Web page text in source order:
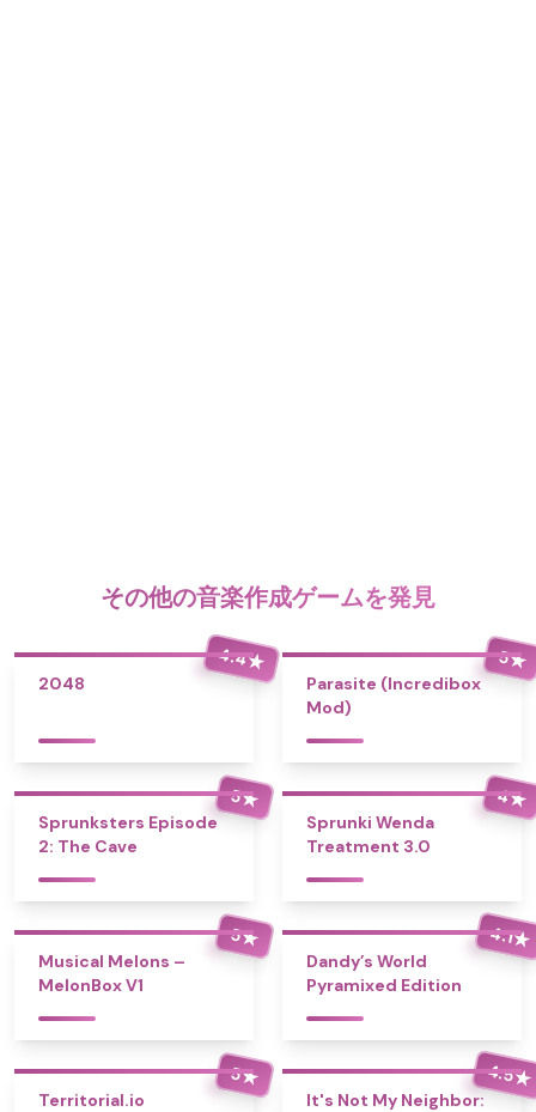
その他の音楽作成ゲームを発見
4.4★
2048
5★
Parasite (Incredibox
Mod)
5★
Sprunksters Episode
2: The Cave
4★
Sprunki Wenda
Treatment 3.0
5★
Musical Melons –
MelonBox V1
4.1★
Dandy’s World
Pyramixed Edition
5★
Territorial.io
4.5★
It's Not My Neighbor: